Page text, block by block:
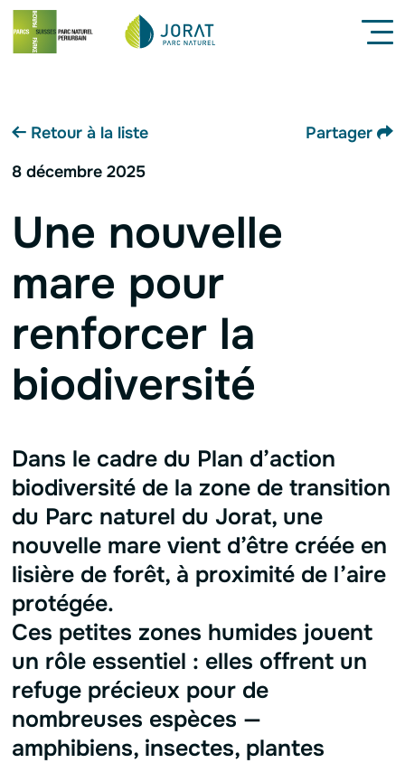
Navigation interne
Menu
Contenu
Pied de page
Retour à la liste
Partager
8 décembre 2025
Une nouvelle
mare pour
renforcer la
biodiversité
Dans le cadre du Plan d’action
biodiversité de la zone de transition
du Parc naturel du Jorat, une
nouvelle mare vient d’être créée en
lisière de forêt, à proximité de l’aire
protégée.
Ces petites zones humides jouent
un rôle essentiel : elles offrent un
refuge précieux pour de
nombreuses espèces —
amphibiens, insectes, plantes